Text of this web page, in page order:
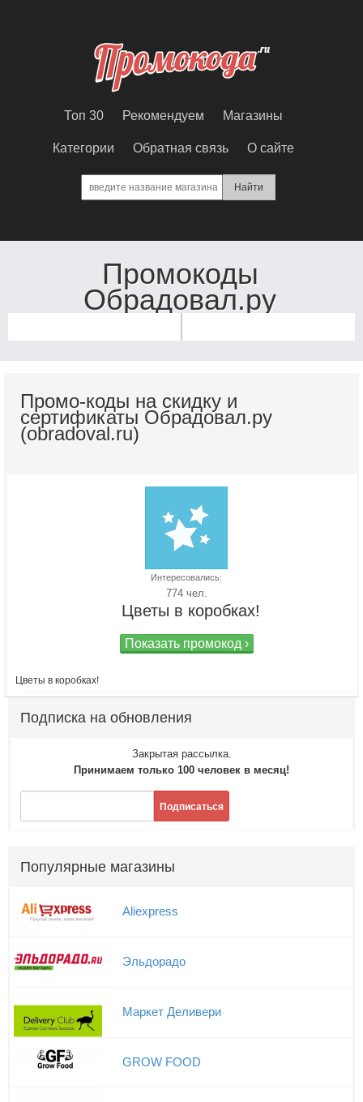
Топ 30 Рекомендуем Магазины
Категории Обратная связь О сайте
Промокоды
Обрадовал.ру
Промо-коды на скидку и
сертификаты Обрадовал.ру
(obradoval.ru)
Интересовались:
774 чел.
Цветы в коробках!
Показать промокод ›
Цветы в коробках!
Подписка на обновления
Закрытая рассылка.
Принимаем только 100 человек в месяц!
Подписаться
Популярные магазины
Aliexpress
Эльдорадо
Маркет Деливери
GROW FOOD